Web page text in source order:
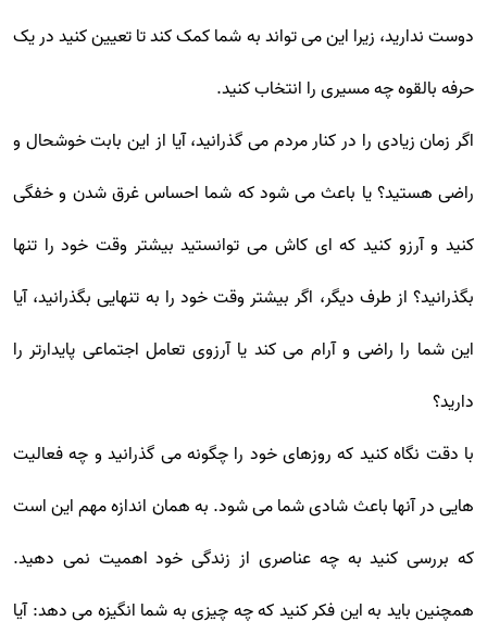
دوست ندارید، زیرا این می تواند به شما کمک کند تا تعیین کنید در یک
حرفه بالقوه چه مسیری را انتخاب کنید.
اگر زمان زیادی را در کنار مردم می گذرانید، آیا از این بابت خوشحال و
راضی هستید؟ یا باعث می شود که شما احساس غرق شدن و خفگی
کنید و آرزو کنید که ای کاش می توانستید بیشتر وقت خود را تنها
بگذرانید؟ از طرف دیگر، اگر بیشتر وقت خود را به تنهایی بگذرانید، آیا
این شما را راضی و آرام می کند یا آرزوی تعامل اجتماعی پایدارتر را
دارید؟
با دقت نگاه کنید که روزهای خود را چگونه می گذرانید و چه فعالیت
هایی در آنها باعث شادی شما می شود. به همان اندازه مهم این است
که بررسی کنید به چه عناصری از زندگی خود اهمیت نمی دهید.
همچنین باید به این فکر کنید که چه چیزی به شما انگیزه می دهد: آیا